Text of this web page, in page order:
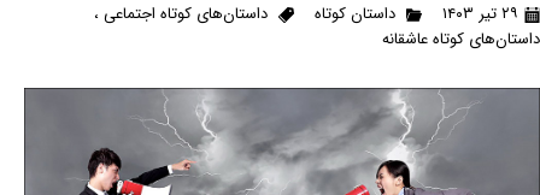
۲۹ تیر ۱۴۰۳ داستان کوتاه داستان‌های کوتاه اجتماعی،
داستان‌های کوتاه عاشقانه